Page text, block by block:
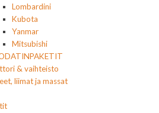
Lombardini
Kubota
Yanmar
Mitsubishi
& vaihteisto
liimat ja massat